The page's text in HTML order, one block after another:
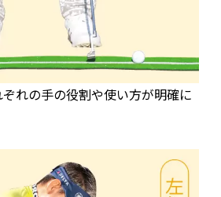
れの手の役割や使い方が明確に